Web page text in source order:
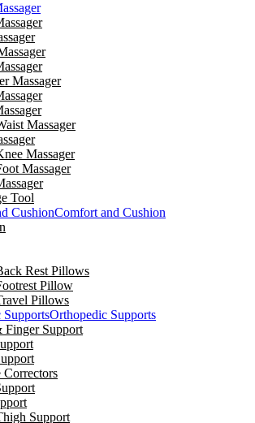
Massager
Massager
Massager
Massager
Tool
Comfort and Cushion
Rest Pillows
Pillow
Pillows
Orthopedic Supports
Finger Support
Correctors
Support